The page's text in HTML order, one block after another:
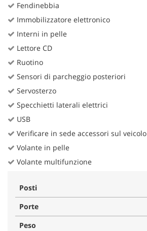
Fendinebbia
Immobilizzatore elettronico
Interni in pelle
Lettore CD
Ruotino
Sensori di parcheggio posteriori
Servosterzo
Specchietti laterali elettrici
USB
Verificare in sede accessori sul veicolo
Volante in pelle
Volante multifunzione
Posti
Porte
Peso